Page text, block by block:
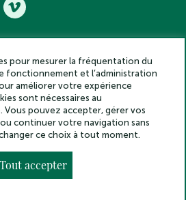
et belles lettres – Tous droits réservés
2025
de confidentialité
légales
Crédits
des cookies
Made by
pour mesurer la fréquentation du
fonctionnement et l’administration
améliorer votre expérience
sont nécessaires au
pouvez accepter, gérer vos
continuer votre navigation sans
ce choix à tout moment.
Tout accepter